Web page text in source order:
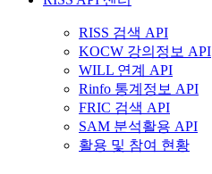
RISS 검색 API
KOCW 강의정보 API
WILL 연계 API
Rinfo 통계정보 API
FRIC 검색 API
SAM 분석활용 API
활용 및 참여 현황